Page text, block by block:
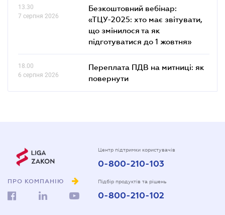
13.30
7 серпня 2026
Безкоштовний вебінар:
«ТЦУ-2025: хто має звітувати,
що змінилося та як
підготуватися до 1 жовтня»
18.00
6 серпня 2026
Переплата ПДВ на митниці: як
повернути
ПРО КОМПАНІЮ
Центр підтримки користувачів
0-800-210-103
Підбір продуктів та рішень
0-800-210-102